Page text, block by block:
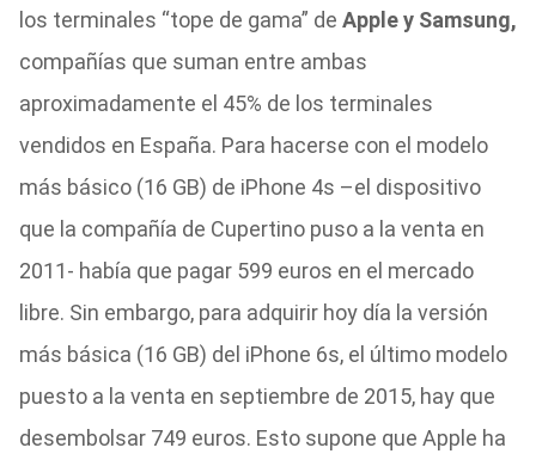
los terminales “tope de gama” de Apple y Samsung,
compañías que suman entre ambas
aproximadamente el 45% de los terminales
vendidos en España. Para hacerse con el modelo
más básico (16 GB) de iPhone 4s –el dispositivo
que la compañía de Cupertino puso a la venta en
2011- había que pagar 599 euros en el mercado
libre. Sin embargo, para adquirir hoy día la versión
más básica (16 GB) del iPhone 6s, el último modelo
puesto a la venta en septiembre de 2015, hay que
desembolsar 749 euros. Esto supone que Apple ha